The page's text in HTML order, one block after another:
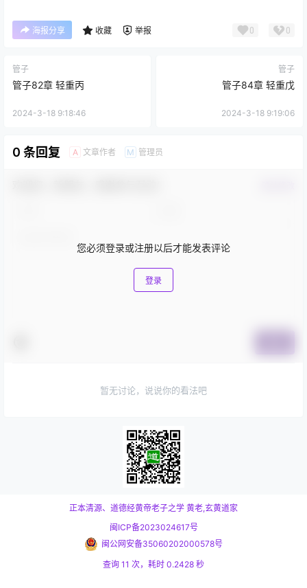
海报分享 收藏 举报 0 0
管子
管子82章 轻重丙
2024-3-18 9:18:46
管子
管子84章 轻重戊
2024-3-18 9:19:06
0 条回复 A 文章作者 M 管理员
您必须登录或注册以后才能发表评论
登录
暂无讨论，说说你的看法吧
正本清源、道德经黄帝老子之学 黄老,玄黄道家
闽ICP备2023024617号
闽公网安备35060202000578号
查询 11 次，耗时 0.2428 秒